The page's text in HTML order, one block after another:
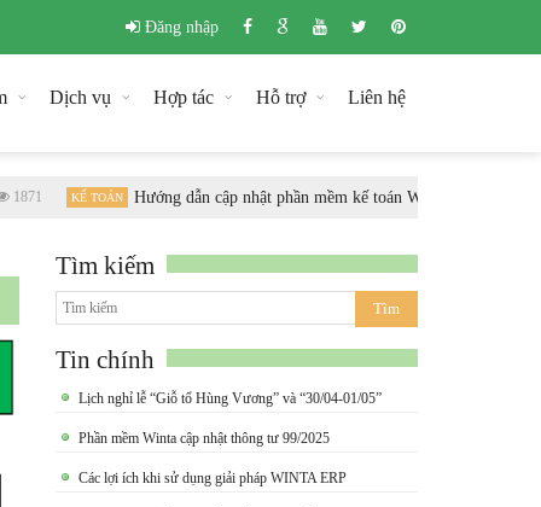
Đăng nhập
Dịch vụ Hợp tác Hỗ trợ Liên hệ
KẾ TOÁN Hướng dẫn cập nhật phần mềm kế toán Winta theo chuẩn
Tìm kiếm
Tin chính
Lịch nghỉ lễ “Giỗ tổ Hùng Vương” và “30/04-01/05”
Phần mềm Winta cập nhật thông tư 99/2025
Các lợi ích khi sử dụng giải pháp WINTA ERP